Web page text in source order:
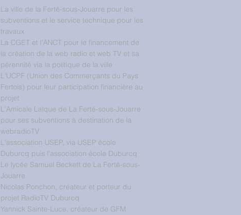
La ville de la Ferté-sous-Jouarre pour les
subventions et le service technique pour les
travaux
La CGET et l'ANCT pour le financement de
la création de la web radio et web TV et sa
pérennité via la politique de la ville
L'UCPF (Union des Commerçants du Pays
Fertois) pour leur participation financière au
projet
L'Amicale Laïque de La Ferté-sous-Jouarre
pour ses subventions à destination de la
webradioTV
L'association USEP, via USEP école
Duburcq puis l'association école Duburcq
Le lycée Samuel Beckett de La Ferté-sous-
Jouarre
Nicolas Ponchon, créateur et porteur du
projet RadioTV Duburcq
Yannick Sainte-Luce, créateur de GFM